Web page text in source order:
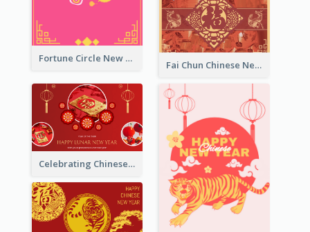
Fortune Circle New Year Greeting Card
Fai Chun Chinese New Year Greeting Card
Celebrating Chinese New Year Greeting Card